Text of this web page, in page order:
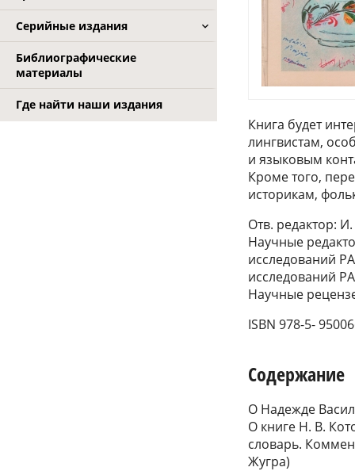
Серийные издания
Библиографические
материалы
Где найти наши издания
Книга будет
лингвистам,
и языковым
Кроме того,
историкам,
Отв. редактор:
Научные
исследований
исследований
Научные
ISBN 978-5-
Содержание
О Надежде
О книге Н. В.
словарь.
Жугра)